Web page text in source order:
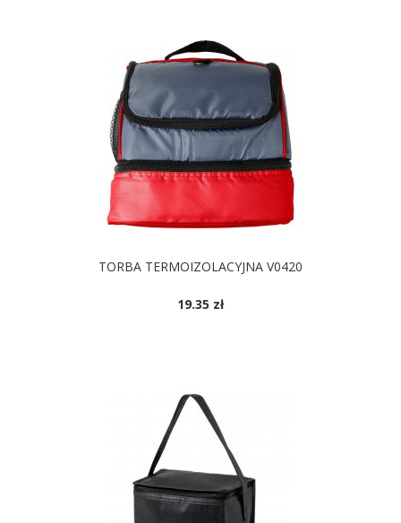
TORBA TERMOIZOLACYJNA V0420
19.35 zł